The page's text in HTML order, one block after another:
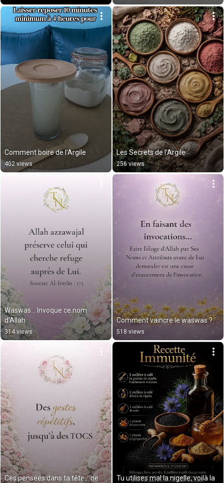
Comment boire de l’Argile
402 views
Les Secrets de l’Argile
256 views
Waswas… Invoque ce nom
d’Allah
314 views
Comment vaincre le waswas ?
518 views
Ces pensées dans ta tête… ne
Tu utilises mal la nigelle, voilà la